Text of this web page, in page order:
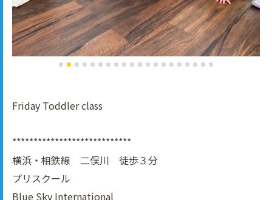
Friday Toddler class
****************************
横浜・相鉄線 二俣川 徒歩３分
プリスクール
Blue Sky International